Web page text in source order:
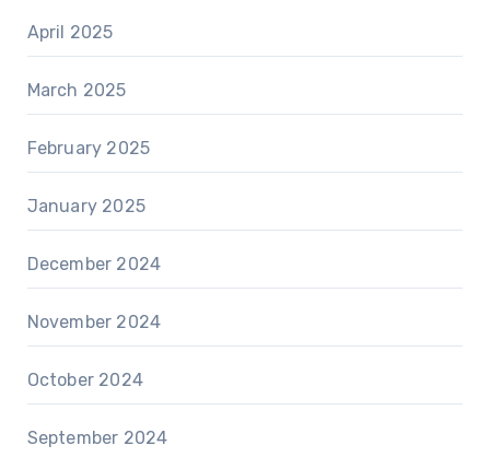
April 2025
March 2025
February 2025
January 2025
December 2024
November 2024
October 2024
September 2024